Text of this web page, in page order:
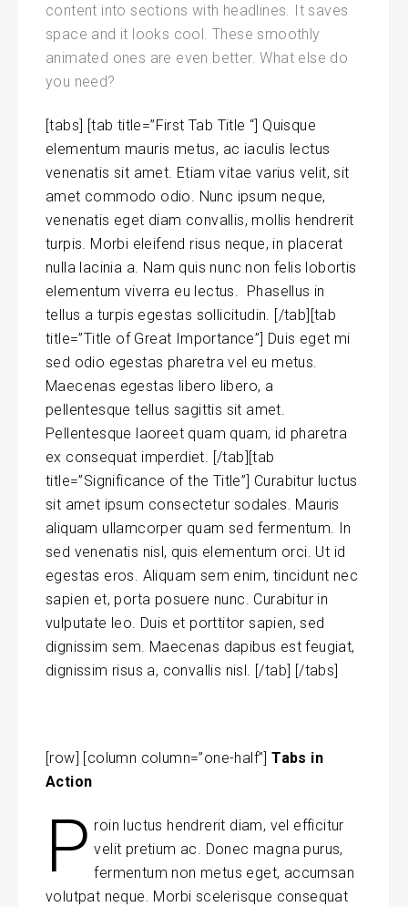
content into sections with headlines. It saves
space and it looks cool. These smoothly
animated ones are even better. What else do
you need?
[tabs] [tab title=”First Tab Title “] Quisque
elementum mauris metus, ac iaculis lectus
venenatis sit amet. Etiam vitae varius velit, sit
amet commodo odio. Nunc ipsum neque,
venenatis eget diam convallis, mollis hendrerit
turpis. Morbi eleifend risus neque, in placerat
nulla lacinia a. Nam quis nunc non felis lobortis
elementum viverra eu lectus. Phasellus in
tellus a turpis egestas sollicitudin. [/tab][tab
title=”Title of Great Importance”] Duis eget mi
sed odio egestas pharetra vel eu metus.
Maecenas egestas libero libero, a
pellentesque tellus sagittis sit amet.
Pellentesque laoreet quam quam, id pharetra
ex consequat imperdiet. [/tab][tab
title=”Significance of the Title”] Curabitur luctus
sit amet ipsum consectetur sodales. Mauris
aliquam ullamcorper quam sed fermentum. In
sed venenatis nisl, quis elementum orci. Ut id
egestas eros. Aliquam sem enim, tincidunt nec
sapien et, porta posuere nunc. Curabitur in
vulputate leo. Duis et porttitor sapien, sed
dignissim sem. Maecenas dapibus est feugiat,
dignissim risus a, convallis nisl. [/tab] [/tabs]
[row] [column column=”one-half”]Tabs in
Action
P roin luctus hendrerit diam, vel efficitur
velit pretium ac. Donec magna purus,
fermentum non metus eget, accumsan
volutpat neque. Morbi scelerisque consequat